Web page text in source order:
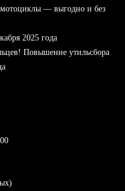
— выгодно и без
2025 года
Повышение утильсбора